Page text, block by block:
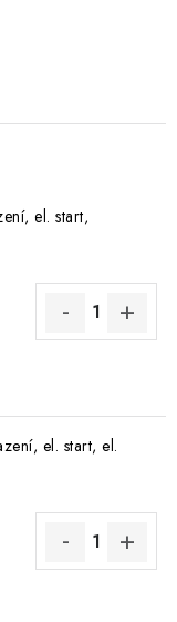
el. start,
el. start, el.